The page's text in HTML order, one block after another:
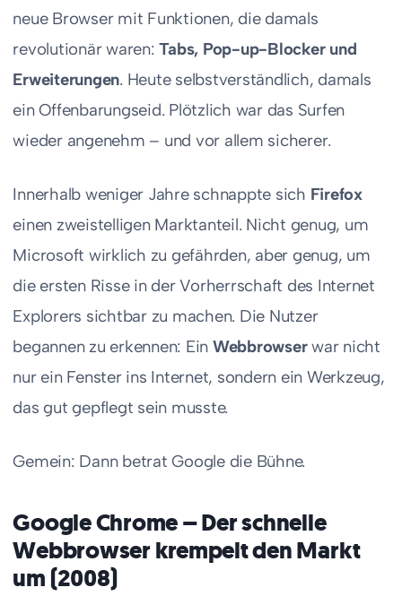
neue Browser mit Funktionen, die damals
revolutionär waren:Tabs, Pop-up-Blocker und
Erweiterungen. Heute selbstverständlich, damals
ein Offenbarungseid. Plötzlich war das Surfen
wieder angenehm – und vor allem sicherer.
Innerhalb weniger Jahre schnappte sich Firefox
einen zweistelligen Marktanteil. Nicht genug, um
Microsoft wirklich zu gefährden, aber genug, um
die ersten Risse in der Vorherrschaft des Internet
Explorers sichtbar zu machen. Die Nutzer
begannen zu erkennen: Ein Webbrowserwar nicht
nur ein Fenster ins Internet, sondern ein Werkzeug,
das gut gepflegt sein musste.
Gemein: Dann betrat Google die Bühne.
Google Chrome – Der schnelle
Webbrowser krempelt den Markt
um (2008)